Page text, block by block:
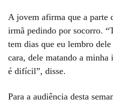
A jovem afirma que a parte
irmã pedindo por socorro.
tem dias que eu lembro
cara, dele matando a
é difícil”, disse.
Para a audiência desta